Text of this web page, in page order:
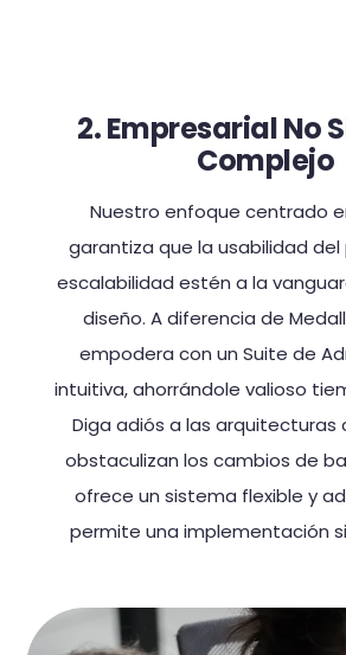
2. Empresarial No
Complejo
Nuestro enfoque centrado
garantiza que la usabilidad
escalabilidad estén a la
diseño. A diferencia de
empodera con un Suite de
intuitiva, ahorrándole valioso
Diga adiós a las arquitecturas
obstaculizan los cambios de
ofrece un sistema flexible y
permite una implementación